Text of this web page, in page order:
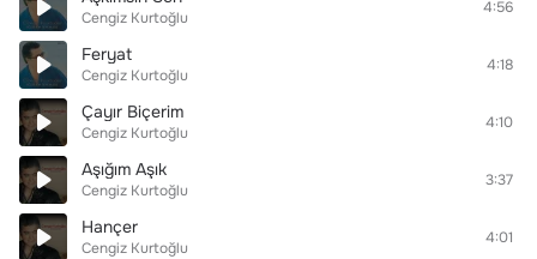
Cengiz Kurtoğlu
4:56
Feryat
Cengiz Kurtoğlu
4:18
Çayır Biçerim
Cengiz Kurtoğlu
4:10
Aşığım Aşık
Cengiz Kurtoğlu
3:37
Hançer
Cengiz Kurtoğlu
4:01